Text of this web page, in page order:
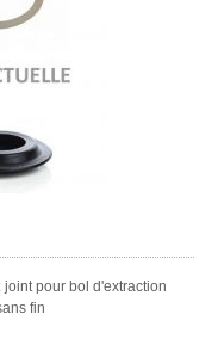
pour bol d'extraction
fin